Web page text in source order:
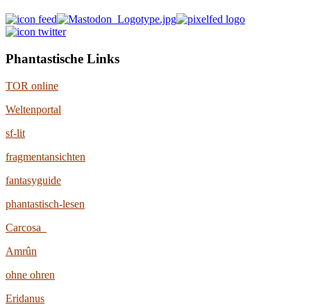
Phantastische Links
TOR online
Weltenportal
sf-lit
fragmentansichten
fantasyguide
phantastisch-lesen
Carcosa
Amrûn
ohne ohren
Eridanus